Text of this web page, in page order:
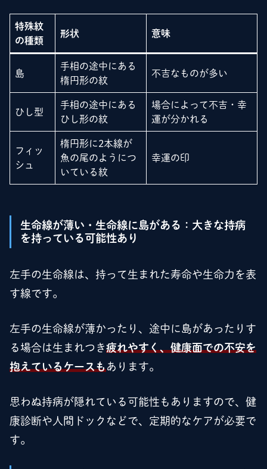
特殊紋
の種類
形状 意味
島
手相の途中にある
楕円形の紋
不吉なものが多い
ひし型
手相の途中にある
ひし形の紋
場合によって不吉・幸
運が分かれる
フィッ
シュ
楕円形に2本線が
魚の尾のようにつ
いている紋
幸運の印
生命線が薄い・生命線に島がある：大きな持病
を持っている可能性あり
左手の生命線は、持って生まれた寿命や生命力を表
す線です。
左手の生命線が薄かったり、途中に島があったりす
る場合は生まれつき疲れやすく、健康面での不安を
抱えているケースも あります。
思わぬ持病が隠れている可能性もありますので、健
康診断や人間ドックなどで、定期的なケアが必要で
す。